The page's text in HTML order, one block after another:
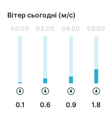
Вітер сьогодні (м/с)
00:00
0.1
03:00
0.6
06:00
0.9
09:00
1.8